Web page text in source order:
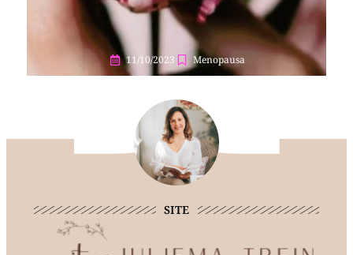
11/10/2023 Menopausa
SITE